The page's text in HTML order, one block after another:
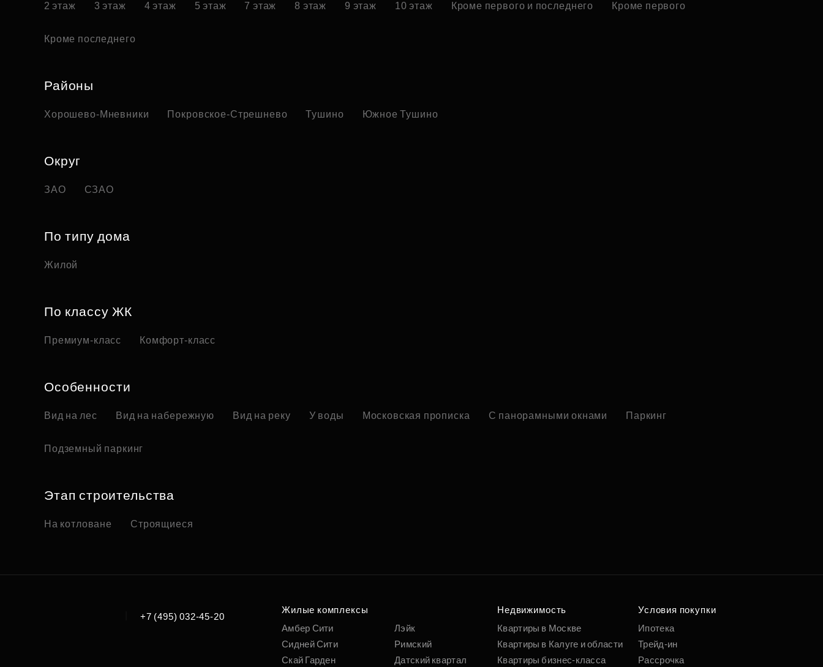
2 этаж 3 этаж 4 этаж 5 этаж 7 этаж 8 этаж 9 этаж 10 этаж Кроме первого и последнего Кроме первого
Кроме последнего
Районы
Хорошево-Мневники Покровское-Стрешнево Тушино Южное Тушино
Округ
ЗАО СЗАО
По типу дома
Жилой
По классу ЖК
Премиум-класс Комфорт-класс
Особенности
Вид на лес Вид на набережную Вид на реку У воды Московская прописка С панорамными окнами Паркинг
Подземный паркинг
Этап строительства
На котловане Строящиеся
+7 (495) 032-45-20
Жилые комплексы
Амбер Сити
Сидней Сити
Скай Гарден
Лэйк
Римский
Датский квартал
Недвижимость
Квартиры в Москве
Квартиры в Калуге и области
Квартиры бизнес-класса
Условия покупки
Ипотека
Трейд-ин
Рассрочка